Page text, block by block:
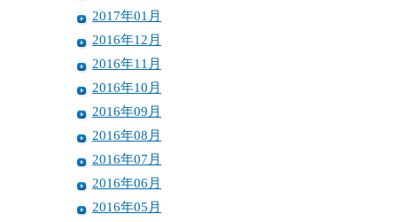
2017年01月
2016年12月
2016年11月
2016年10月
2016年09月
2016年08月
2016年07月
2016年06月
2016年05月